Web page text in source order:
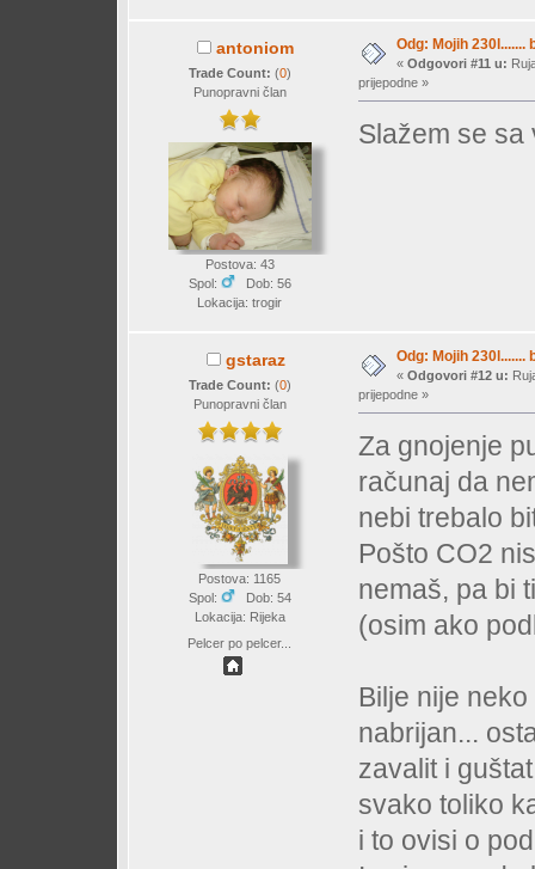
antoniom
Trade Count: (0)
Punopravni član
Postova: 43
Spol:
Dob: 56
Lokacija: trogir
Odg: Mojih 230l.......
« Odgovori #11 u:
prijepodne »
Slažem se
gstaraz
Trade Count: (0)
Punopravni član
Postova: 1165
Spol:
Dob: 54
Lokacija: Rijeka
Pelcer po pelcer...
Odg: Mojih 230l.......
« Odgovori #12 u:
prijepodne »
Za gnojenje
računaj da
nebi trebalo
Pošto CO2
nemaš, pa bi
(osim ako
Bilje nije
nabrijan...
zavalit i
svako toliko
i to ovisi o